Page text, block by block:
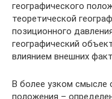
географического
теоретической
позиционного
географический
влиянием внешних
В более узком смысле
положения –